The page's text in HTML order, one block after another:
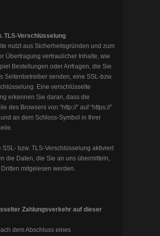
TLS-Verschlüsselung
nutzt aus Sicherheitsgründen und zum
Übertragung vertraulicher Inhalte, wie
Bestellungen oder Anfragen, die Sie
Seitenbetreiber senden, eine SSL-bzw.
Eine verschlüsselte
erkennen Sie daran, dass die
des Browsers von “http://” auf “https://”
an dem Schloss-Symbol in Ihrer
SSL- bzw. TLS-Verschlüsselung aktiviert
die Daten, die Sie an uns übermitteln,
Dritten mitgelesen werden.
Zahlungsverkehr auf dieser
dem Abschluss eines